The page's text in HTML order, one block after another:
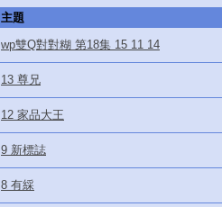
主題
wp雙Q對對糊 第18集 15 11 14
13 尊兄
12 家品大王
9 新標誌
8 有綵